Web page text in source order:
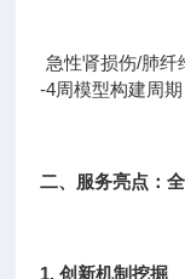
急性肾损伤/肺
-4周模型构建周期
二、服务亮点：
1. 创新机制挖掘